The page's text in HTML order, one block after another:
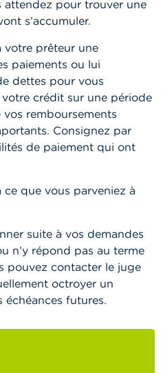
attendez pour trouver une
s’accumuler.
votre prêteur une
paiements ou lui
dettes pour vous
crédit sur une période
remboursements
Consignez par
de paiement qui ont
que vous parveniez à
suite à vos demandes
n’y répond pas au terme
pouvez contacter le juge
octroyer un
échéances futures.